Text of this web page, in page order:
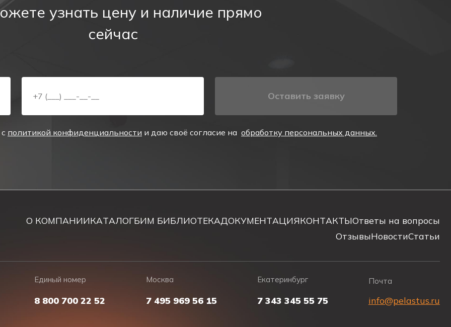
узнать цену и наличие прямо
сейчас
Оставить заявку
политикой конфиденциальности и даю своё согласие на обработку персональных данных.
О КОМПАНИИКАТАЛОГБИМ БИБЛИОТЕКАДОКУМЕНТАЦИЯКОНТАКТЫОтветы на вопросы
ОтзывыНовостиСтатьи
Единый номер
8 800 700 22 52
Москва
7 495 969 56 15
Екатеринбург
7 343 345 55 75
Почта
info@pelastus.ru